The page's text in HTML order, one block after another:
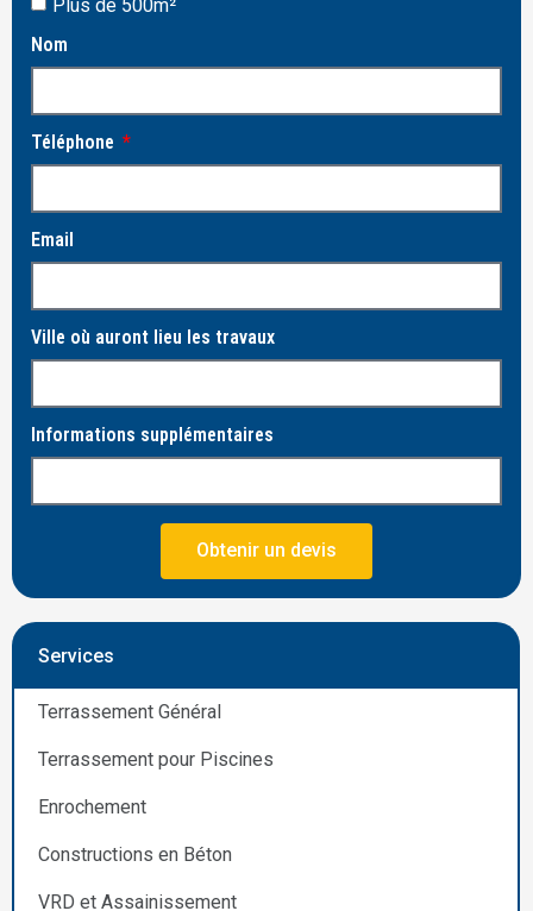
Plus de 500m²
Nom
Téléphone
Email
Ville où auront lieu les travaux
Informations supplémentaires
Obtenir un devis
Services
Terrassement Général
Terrassement pour Piscines
Enrochement
Constructions en Béton
VRD et Assainissement